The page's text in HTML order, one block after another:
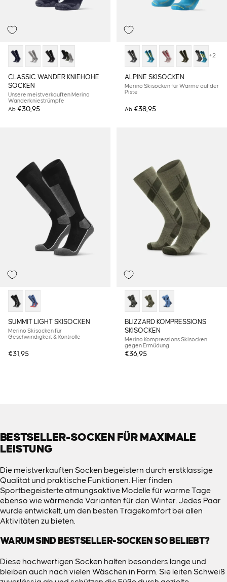
CLASSIC WANDER KNIEHOHE
SOCKEN
Unsere meistverkauften Merino
Wanderkniestrümpfe
Ab €30,95
+2
ALPINE SKISOCKEN
Merino Skisocken für Wärme auf der
Piste
Ab €38,95
SUMMIT LIGHT SKISOCKEN
Merino Skisocken für
Geschwindigkeit & Kontrolle
€31,95
Produkt ansehen
BLIZZARD KOMPRESSIONS
SKISOCKEN
Merino Kompressions Skisocken
gegen Ermüdung
€36,95
BESTSELLER-SOCKEN FÜR MAXIMALE
LEISTUNG
Die meistverkauften Socken begeistern durch erstklassige
Qualität und praktische Funktionen. Hier finden
Sportbegeisterte atmungsaktive Modelle für warme Tage
ebenso wie wärmende Varianten für den Winter. Jedes Paar
wurde entwickelt, um den besten Tragekomfort bei allen
Aktivitäten zu bieten.
WARUM SIND BESTSELLER-SOCKEN SO BELIEBT?
Diese hochwertigen Socken halten besonders lange und
bleiben auch nach vielen Wäschen in Form. Sie leiten Schweiß